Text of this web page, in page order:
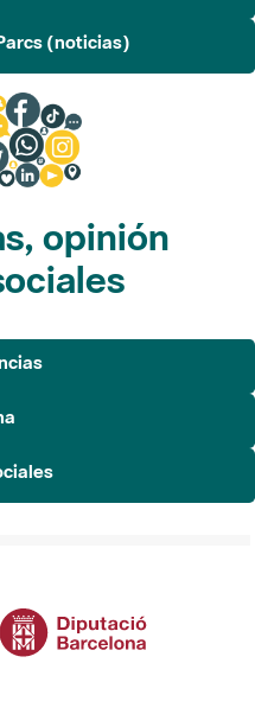
(noticias)
opinión